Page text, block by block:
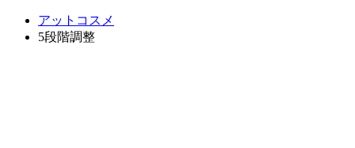
アットコスメ
5段階調整